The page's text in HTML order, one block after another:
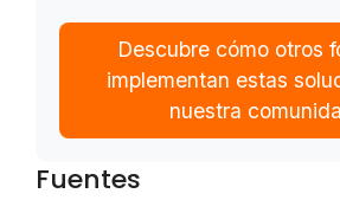
Descubre cómo otros
implementan estas
nuestra
Fuentes